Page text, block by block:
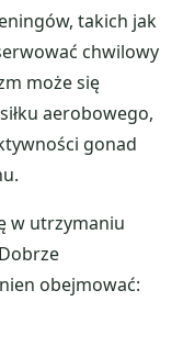
takich jak
chwilowy
może się
aerobowego,
gonad
w utrzymaniu
obejmować: